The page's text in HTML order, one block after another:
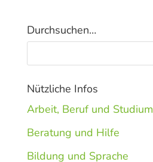
Durchsuchen…
Nützliche Infos
Arbeit, Beruf und Studium
Beratung und Hilfe
Bildung und Sprache